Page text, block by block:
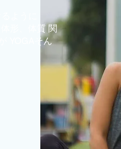
形、体質 関
YOGAそん